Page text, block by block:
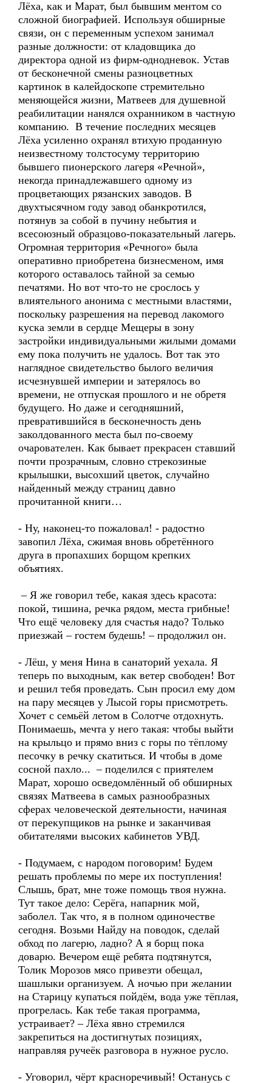
Лёха, как и Марат, был бывшим ментом со
сложной биографией. Используя обширные
связи, он с переменным успехом занимал
разные должности: от кладовщика до
директора одной из фирм-однодневок. Устав
от бесконечной смены разноцветных
картинок в калейдоскопе стремительно
меняющейся жизни, Матвеев для душевной
реабилитации нанялся охранником в частную
компанию. В течение последних месяцев
Лёха усиленно охранял втихую проданную
неизвестному толстосуму территорию
бывшего пионерского лагеря «Речной»,
некогда принадлежавшего одному из
процветающих рязанских заводов. В
двухтысячном году завод обанкротился,
потянув за собой в пучину небытия и
всесоюзный образцово-показательный лагерь.
Огромная территория «Речного» была
оперативно приобретена бизнесменом, имя
которого оставалось тайной за семью
печатями. Но вот что-то не срослось у
влиятельного анонима с местными властями,
поскольку разрешения на перевод лакомого
куска земли в сердце Мещеры в зону
застройки индивидуальными жилыми домами
ему пока получить не удалось. Вот так это
наглядное свидетельство былого величия
исчезнувшей империи и затерялось во
времени, не отпуская прошлого и не обретя
будущего. Но даже и сегодняшний,
превратившийся в бесконечность день
заколдованного места был по-своему
очарователен. Как бывает прекрасен ставший
почти прозрачным, словно стрекозиные
крылышки, высохший цветок, случайно
найденный между страниц давно
прочитанной книги…
- Ну, наконец-то пожаловал! - радостно
завопил Лёха, сжимая вновь обретённого
друга в пропахших борщом крепких
объятиях.
– Я же говорил тебе, какая здесь красота:
покой, тишина, речка рядом, места грибные!
Что ещё человеку для счастья надо? Только
приезжай – гостем будешь! – продолжил он.
- Лёш, у меня Нина в санаторий уехала. Я
теперь по выходным, как ветер свободен! Вот
и решил тебя проведать. Сын просил ему дом
на пару месяцев у Лысой горы присмотреть.
Хочет с семьёй летом в Солотче отдохнуть.
Понимаешь, мечта у него такая: чтобы выйти
на крыльцо и прямо вниз с горы по тёплому
песочку в речку скатиться. И чтобы в доме
сосной пахло... – поделился с приятелем
Марат, хорошо осведомлённый об обширных
связях Матвеева в самых разнообразных
сферах человеческой деятельности, начиная
от перекупщиков на рынке и заканчивая
обитателями высоких кабинетов УВД.
- Подумаем, с народом поговорим! Будем
решать проблемы по мере их поступления!
Слышь, брат, мне тоже помощь твоя нужна.
Тут такое дело: Серёга, напарник мой,
заболел. Так что, я в полном одиночестве
сегодня. Возьми Найду на поводок, сделай
обход по лагерю, ладно? А я борщ пока
доварю. Вечером ещё ребята подтянутся,
Толик Морозов мясо привезти обещал,
шашлыки организуем. А ночью при желании
на Старицу купаться пойдём, вода уже тёплая,
прогрелась. Как тебе такая программа,
устраивает? – Лёха явно стремился
закрепиться на достигнутых позициях,
направляя ручеёк разговора в нужное русло.
- Уговорил, чёрт красноречивый! Останусь с